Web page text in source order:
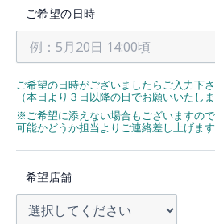
ご希望の日時
ご希望の日時がございましたらご入力下さ
（本日より３日以降の日でお願いいたしま
※ご希望に添えない場合もございますので
可能かどうか担当よりご連絡差し上げます
希望店舗